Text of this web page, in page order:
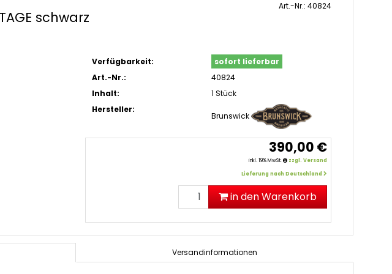
schwarz
Art.-Nr.: 40824
Verfügbarkeit:
sofort lieferbar
Art.-Nr.:
40824
Inhalt:
1 Stück
Hersteller:
Brunswick
390,00 €
inkl. 19% MwSt.
zzgl. Versand
Lieferung nach Deutschland
in den Warenkorb
Versandinformationen